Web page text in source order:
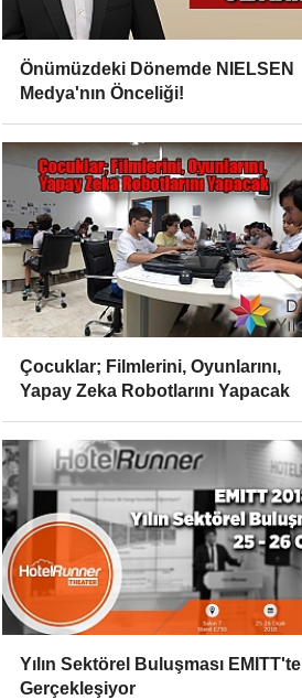
Önümüzdeki Dönemde NIELSEN
Medya'nın Önceliği!
Çocuklar; Filmlerini, Oyunlarını,
Yapay Zeka Robotlarını Yapacak
Yılın Sektörel Buluşması EMITT'te
Gerçekleşiyor